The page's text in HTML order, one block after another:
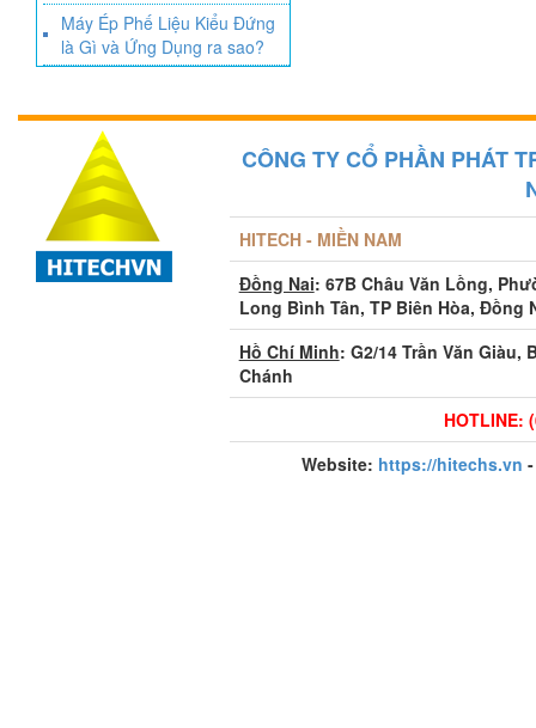
Máy Ép Phế Liệu Kiểu Đứng
là Gì và Ứng Dụng ra sao?
CÔNG TY CỔ PHẦN PHÁT
HITECH - MIỀN NAM
Đồng Nai: 67B Châu Văn Lồng,
Long Bình Tân, TP Biên Hòa, Đồng
Hồ Chí Minh: G2/14 Trần Văn Giàu,
Chánh
HOTLINE:
Website: https://hitechs.vn